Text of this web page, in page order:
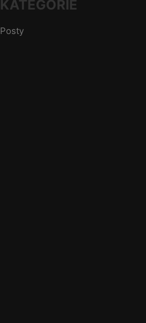
KATEGORIE
Posty